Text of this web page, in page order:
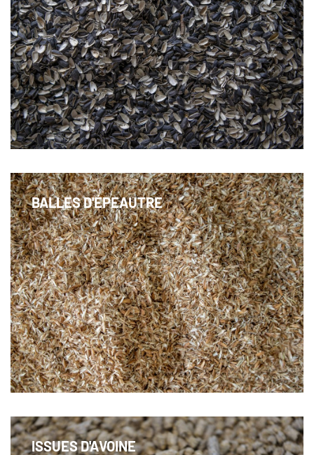
Hygiène efficace de l’étable pour les exploitations
laitières modernes
Un rayon de soleil pour votre litière
BALLES D'ÉPEAUTRE
ISSUES D'AVOINE